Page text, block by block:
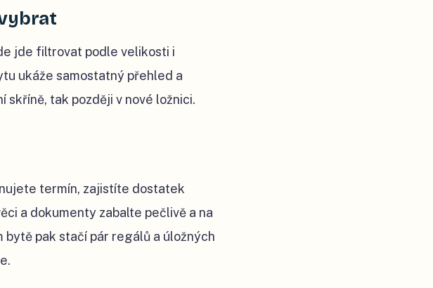
jde filtrovat podle velikosti i
ukáže samostatný přehled a
skříně, tak později v nové ložnici.
termín, zajistíte dostatek
a dokumenty zabalte pečlivě a na
pak stačí pár regálů a úložných